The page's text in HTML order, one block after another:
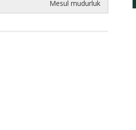
Mesul mudurluk